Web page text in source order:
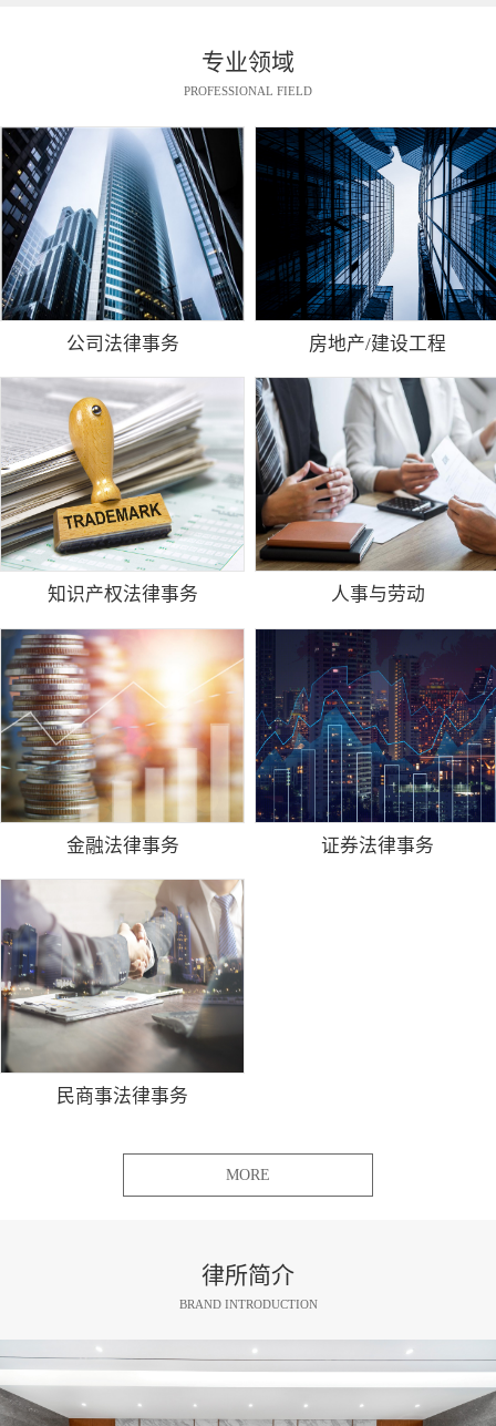
专业领域
PROFESSIONAL FIELD
公司法律事务 房地产/建设工程
知识产权法律事务 人事与劳动
金融法律事务 证券法律事务
民商事法律事务
MORE
律所简介
BRAND INTRODUCTION